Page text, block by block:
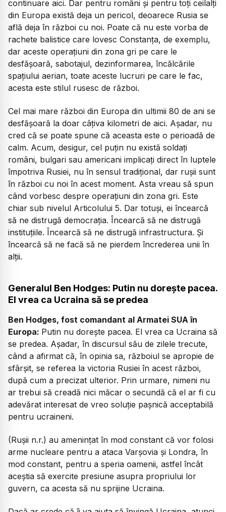
continuare aici. Dar pentru români și pentru toți ceilalți
din Europa există deja un pericol, deoarece Rusia se
află deja în război cu noi. Poate că nu este vorba de
rachete balistice care lovesc Constanța, de exemplu,
dar aceste operațiuni din zona gri pe care le
desfășoară, sabotajul, dezinformarea, încălcările
spațiului aerian, toate aceste lucruri pe care le fac,
acesta este stilul rusesc de război.
Cel mai mare război din Europa din ultimii 80 de ani se
desfășoară la doar câțiva kilometri de aici. Așadar, nu
cred că se poate spune că aceasta este o perioadă de
calm. Acum, desigur, cel puțin nu există soldați
români, bulgari sau americani implicați direct în luptele
împotriva Rusiei, nu în sensul tradițional, dar rușii sunt
în război cu noi în acest moment. Asta vreau să spun
când vorbesc despre operațiuni din zona gri. Este
chiar sub nivelul Articolului 5. Dar totuși, ei încearcă
să ne distrugă democrația. Încearcă să ne distrugă
instituțiile. Încearcă să ne distrugă infrastructura. Și
încearcă să ne facă să ne pierdem încrederea unii în
alții.
Generalul Ben Hodges: Putin nu dorește pacea.
El vrea ca Ucraina să se predea
Ben Hodges, fost comandant al Armatei SUA în
Europa: Putin nu dorește pacea. El vrea ca Ucraina să
se predea. Așadar, în discursul său de zilele trecute,
când a afirmat că, în opinia sa, războiul se apropie de
sfârșit, se referea la victoria Rusiei în acest război,
după cum a precizat ulterior. Prin urmare, nimeni nu
ar trebui să creadă nici măcar o secundă că el ar fi cu
adevărat interesat de vreo soluție pașnică acceptabilă
pentru ucraineni.
(Rușii n.r.) au amenințat în mod constant că vor folosi
arme nucleare pentru a ataca Varșovia și Londra, în
mod constant, pentru a speria oamenii, astfel încât
aceștia să exercite presiune asupra propriului lor
guvern, ca acesta să nu sprijine Ucraina.